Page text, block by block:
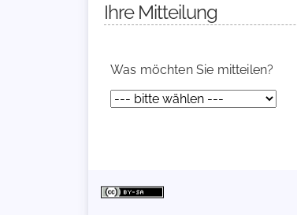
Ihre Mitteilung
Was möchten Sie mitteilen?